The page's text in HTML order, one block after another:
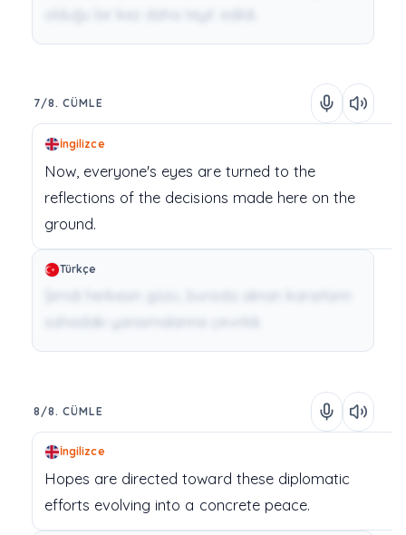
7/8. CÜMLE
İngilizce
Now, everyone's eyes are turned to the
reflections ofthe decisions made here on the
ground.
Türkçe
Şimdi herkesin gözü, burada alınan kararların
sahadaki yansımalarına çevrildi.
8/8. CÜMLE
İngilizce
Hopes are directed toward these diplomatic
efforts evolving into a concrete peace.